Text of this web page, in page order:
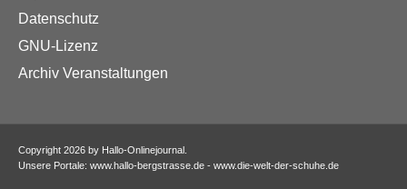
Datenschutz
GNU-Lizenz
Archiv Veranstaltungen
Copyright 2026 by Hallo-Onlinejournal.
Unsere Portale: www.hallo-bergstrasse.de - www.die-welt-der-schuhe.de